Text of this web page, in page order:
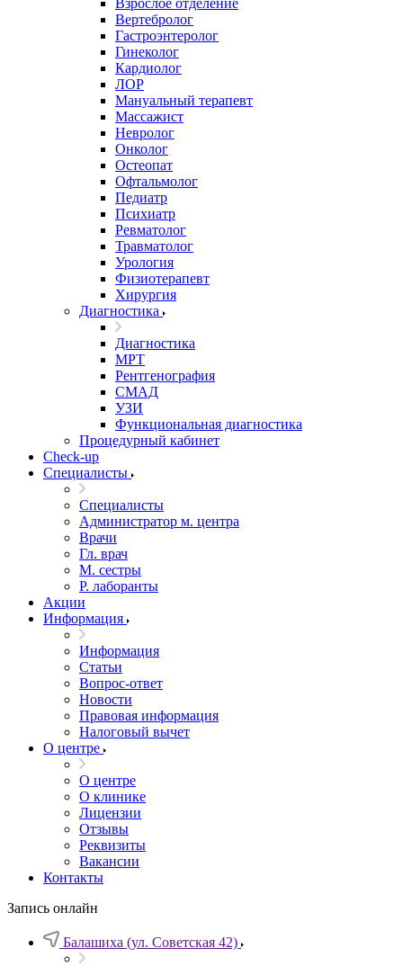
Взрослое отделение
Вертебролог
Гастроэнтеролог
Гинеколог
Кардиолог
ЛОР
Мануальный терапевт
Массажист
Невролог
Онколог
Остеопат
Офтальмолог
Педиатр
Психиатр
Ревматолог
Травматолог
Урология
Физиотерапевт
Хирургия
Диагностика
Диагностика
МРТ
Рентгенография
СМАД
УЗИ
Функциональная диагностика
Процедурный кабинет
Cheсk-up
Специалисты
Специалисты
Администратор м. центра
Врачи
Гл. врач
М. сестры
Р. лаборанты
Акции
Информация
Информация
Статьи
Вопрос-ответ
Новости
Правовая информация
Налоговый вычет
О центре
О центре
О клинике
Лицензии
Отзывы
Реквизиты
Вакансии
Контакты
Запись онлайн
Балашиха (ул. Советская 42)